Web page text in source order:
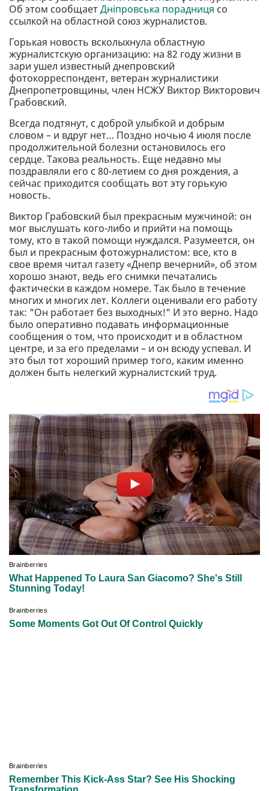
Об этом сообщаетДніпровська порадниця со
ссылкой на областной союз журналистов.
Горькая новость всколыхнула областную
журналистскую организацию: на 82 году жизни в
зари ушел известный днепровский
фотокорреспондент, ветеран журналистики
Днепропетровщины, член НСЖУ Виктор Викторович
Грабовский.
Всегда подтянут, с доброй улыбкой и добрым
словом – и вдруг нет… Поздно ночью 4 июля после
продолжительной болезни остановилось его
сердце. Такова реальность. Еще недавно мы
поздравляли его с 80-летием со дня рождения, а
сейчас приходится сообщать вот эту горькую
новость.
Виктор Грабовский был прекрасным мужчиной: он
мог выслушать кого-либо и прийти на помощь
тому, кто в такой помощи нуждался. Разумеется, он
был и прекрасным фотожурналистом: все, кто в
свое время читал газету «Днепр вечерний», об этом
хорошо знают, ведь его снимки печатались
фактически в каждом номере. Так было в течение
многих и многих лет. Коллеги оценивали его работу
так: "Он работает без выходных!" И это верно. Надо
было оперативно подавать информационные
сообщения о том, что происходит и в областном
центре, и за его пределами – и он всюду успевал. И
это был тот хороший пример того, каким именно
должен быть нелегкий журналистский труд.